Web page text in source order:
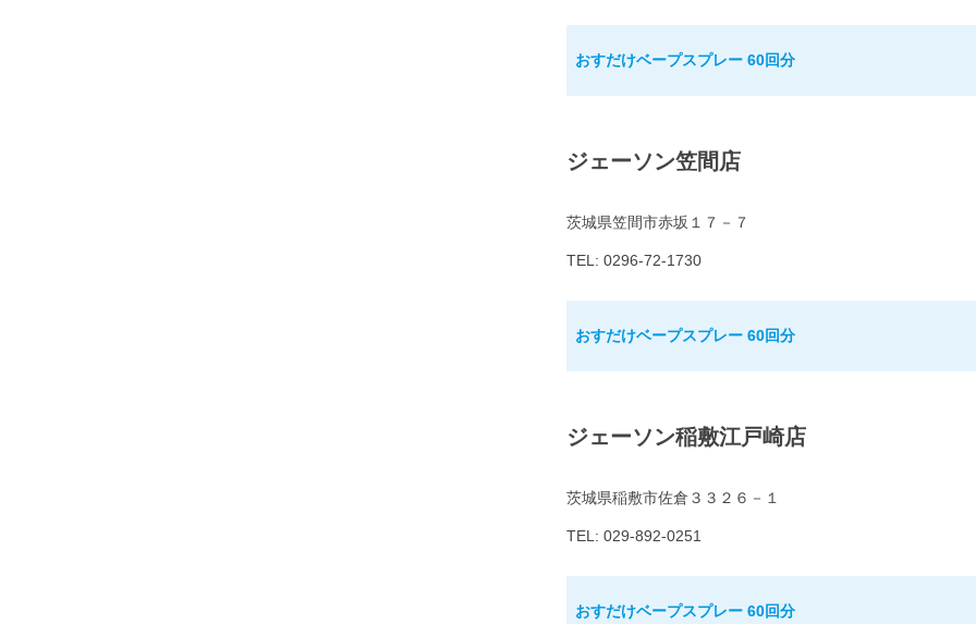
おすだけベープスプレー 60回分
ジェーソン笠間店
茨城県笠間市赤坂１７－７
TEL: 0296-72-1730
おすだけベープスプレー 60回分
ジェーソン稲敷江戸崎店
茨城県稲敷市佐倉３３２６－１
TEL: 029-892-0251
おすだけベープスプレー 60回分